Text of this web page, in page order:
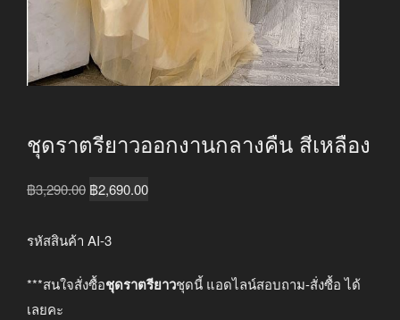
ชุดราตรียาวออกงานกลางคืน สีเหลือง
฿3,290.00 Original
was:
฿2,690.00Current
รหัสสินค้า AI-3
***สนใจสั่งซื้อชุดราตรียาวชุดนี้ แอดไลน์สอบถาม-สั่งซื้อ ได้
เลยคะ